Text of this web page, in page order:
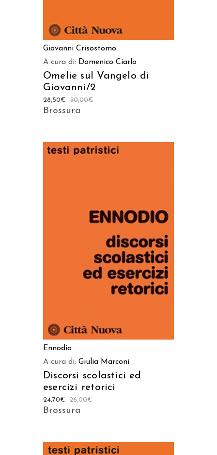
Giovanni Crisostomo
A cura di: Domenico Ciarlo
Omelie sul Vangelo di
Giovanni/2
30,00€
28,50€
Brossura
AGGIUNGI AL CARRELLO
Ennodio
A cura di: Giulia Marconi
Discorsi scolastici ed
esercizi retorici
26,00€
24,70€
Brossura